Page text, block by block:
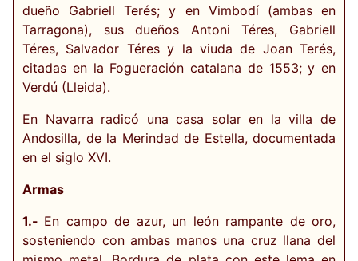
dueño Gabriell Terés; y en Vimbodí (ambas en
Tarragona), sus dueños Antoni Téres, Gabriell
Téres, Salvador Téres y la viuda de Joan Terés,
citadas en la Fogueración catalana de 1553; y en
Verdú (Lleida).
En Navarra radicó una casa solar en la villa de
Andosilla, de la Merindad de Estella, documentada
en el siglo XVI.
Armas
1.- En campo de azur, un león rampante de oro,
sosteniendo con ambas manos una cruz llana del